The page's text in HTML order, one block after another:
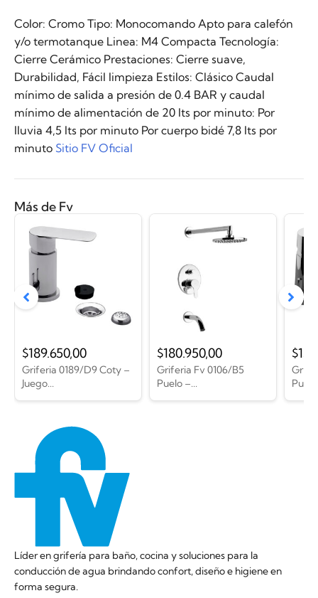
Color: Cromo Tipo: Monocomando Apto para calefón
y/o termotanque Linea: M4 Compacta Tecnología:
Cierre Cerámico Prestaciones: Cierre suave,
Durabilidad, Fácil limpieza Estilos: Clásico Caudal
mínimo de salida a presión de 0.4 BAR y caudal
mínimo de alimentación de 20 lts por minuto: Por
lluvia 4,5 lts por minuto Por cuerpo bidé 7,8 lts por
minuto Sitio FV Oficial
Más de Fv
Líder en grifería para baño, cocina y soluciones para la
conducción de agua brindando confort, diseño e higiene en
forma segura.
Griferia 0189/D9 Coty –
Juego...
$189.650,00
Griferia Fv 0106/B5
Puelo –...
$180.950,00 $